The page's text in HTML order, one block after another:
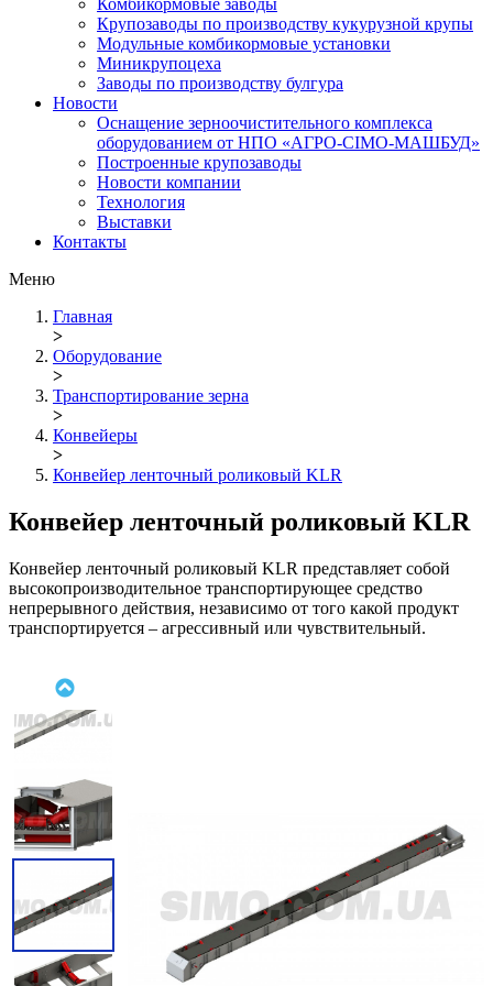
Крупозаводы по производству кукурузной крупы
Модульные комбикормовые установки
Миникрупоцеха
Заводы по производству булгура
Новости
Оснащение зерноочистительного комплекса
оборудованием от НПО «АГРО-СІМО-МАШБУД»
Построенные крупозаводы
Новости компании
Технология
Выставки
Контакты
Меню
Главная
>
Оборудование
>
Транспортирование зерна
>
Конвейеры
>
Конвейер ленточный роликовый KLR
Конвейер ленточный роликовый KLR
Конвейер ленточный роликовый KLR представляeт собой
высокопроизводительное транспортирующее средство
непрерывного действия, независимо от того какой продукт
транспортируется – агрессивный или чувствительный.